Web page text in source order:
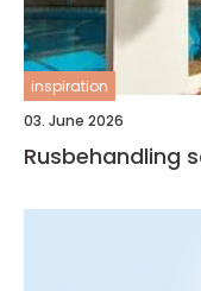
inspiration
03. June 2026
Rusbehandling